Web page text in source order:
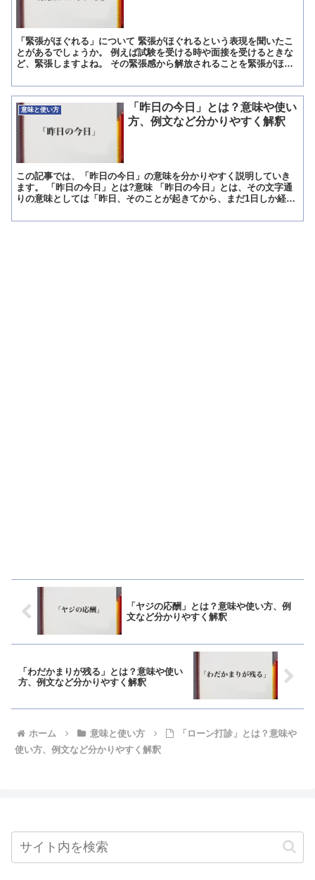
「緊張がほぐれる」について 緊張がほぐれるという表現を聞いたこ
とがあるでしょうか。 例えば試験を受ける時や面接を受けるときな
ど、緊張しますよね。 その緊張感から解放されることを緊張がほぐ
意味と使い方
「昨日の今日」とは？意味や使い
方、例文など分かりやすく解釈
この記事では、「昨日の今日」の意味を分かりやすく説明していき
ます。 「昨日の今日」とは?意味 「昨日の今日」とは、その文字通
りの意味としては「昨日、そのことが起きてから、まだ1日しか経っ
「ヤジの応酬」とは？意味や使い方、例
文など分かりやすく解釈
「わだかまりが残る」とは？意味や使い
方、例文など分かりやすく解釈
ホーム 意味と使い方
「ローン打診」とは？意味や
使い方、例文など分かりやすく解釈